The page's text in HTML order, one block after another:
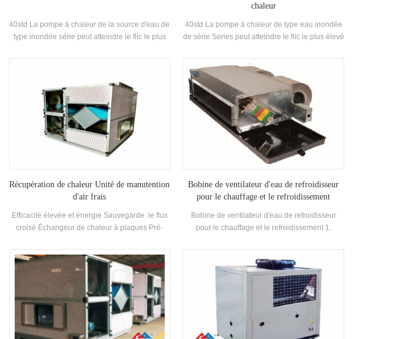
40std La pompe à chaleur de la source d'eau de
type inondée série peut atteindre le flic le plus
réfrigérée la plus basse est 5 et la plus haute
chaleur
40std La pompe à chaleur de type eau inondée
de série Series peut atteindre le flic le plus élevé
plus basse est 5 et l'eau la plus élevéeLa
température de sortie est 50
Récupération de chaleur Unité de manutention
d'air frais
Efficacité élevée et énergie Sauvegarde: le flux
croisé Échangeur de chaleur à plaques Pré-
chaleur dans l'air frais pour la réchauffage,
l'efficacité de l'échange de chaleur de l'air
d'échappement et de l'air frais de plus que 90%,
l'échangeur peut réduire le tonnage de la
climatisation requis de l'air frais et de la
consommation d'énergie globale de plus de 60
~ 90%
Bobine de ventilateur d'eau de refroidisseur
pour le chauffage et le refroidissement
Bobine de ventilateur d'eau de refroidisseur
pour le chauffage et le refroidissement 1.
14kw Flux d'air Volume: 470m3 / H ----- 3070m3
/ H